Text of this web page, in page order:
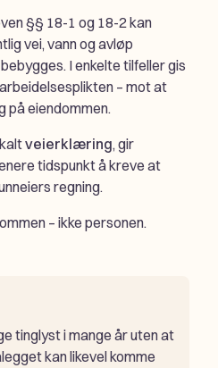
§§ 18-1 og 18-2 kan
vei, vann og avløp
I enkelte tilfeller gis
– mot at
på eiendommen.
veierklæring, gir
tidspunkt å kreve at
regning.
– ikke personen.
tinglyst i mange år uten at
kan likevel komme